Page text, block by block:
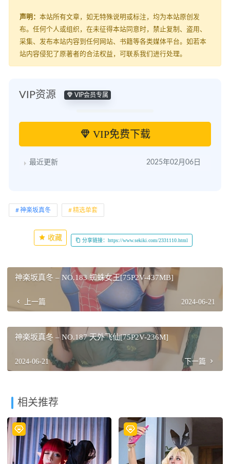
声明： 本站所有文章，如无特殊说明或标注，均为本站原创发
布。任何个人或组织，在未征得本站同意时，禁止复制、盗用、
采集、发布本站内容到任何网站、书籍等各类媒体平台。如若本
站内容侵犯了原著者的合法权益，可联系我们进行处理。
VIP资源 VIP会员专属
VIP免费下载
最近更新 2025年02月06日
神楽坂真冬 精选单套
收藏 分享链接：https://www.sekiki.com/2331110.html
神楽坂真冬 – NO.183 蜘蛛女王[75P2V-437MB]
上一篇 2024-06-21
神楽坂真冬 – NO.187 天外飞仙[75P2V-236M]
2024-06-21 下一篇
相关推荐